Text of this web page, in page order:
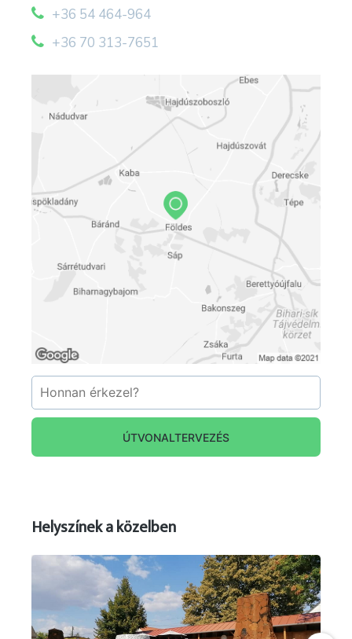
igénybejelentés alapján). A létesítmények
minden korosztály számára színvonalas
szolgáltatást nyújtanak, alkalmasak versenyport
A Szabadidőközpont területén elhelyezett
főzőhelyeink alkalmasak szalonnasütésre,
bográcsozásra, főzőversenyek rendezésére.
A Szabadidőközpont kulturális, sport és
könnyűzenei rendezvényei az üdülővendégek,
valamint a környékbeliek számára közös
szórakozási lehetőséget biztosítanak.
Legnépszerűbbek a szezonnyitó és
nyárbúcsúztató rendezvények, továbbá az igény
szerint megrendezésre kerülő hétvégi
Csak a strand szezonban van nyitva !
+36 54 464-964
+36 70 313-7651
ÚTVONALTERVEZÉS
Helyszínek a közelben